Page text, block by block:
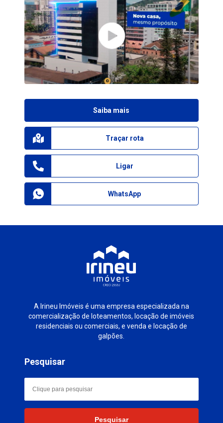
Saiba mais
Traçar rota
Ligar
WhatsApp
A Irineu Imóveis é uma empresa especializada na
comercialização de loteamentos, locação de imóveis
residenciais ou comerciais, e venda e locação de
galpões.
Pesquisar